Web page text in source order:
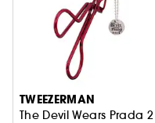
TWEEZERMAN
The Devil Wears Prada 2